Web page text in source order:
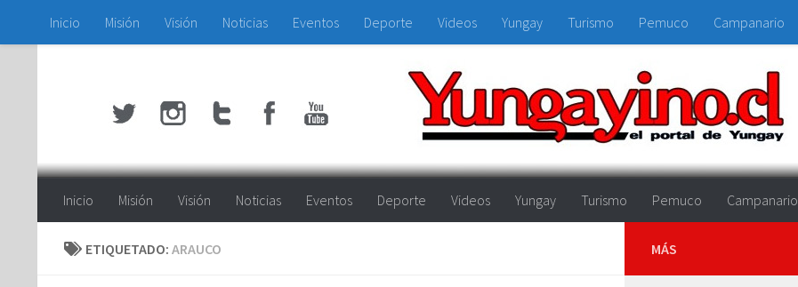
Saltar al contenido
Inicio Misión Visión Noticias Eventos Deporte Videos Yungay Turismo Pemuco Campanario
Inicio Misión Visión Noticias Eventos Deporte Videos Yungay Turismo Pemuco Campanario
ETIQUETADO: ARAUCO MÁS